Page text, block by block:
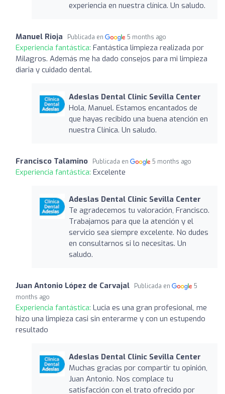
experiencia en nuestra clínica. Un saludo.
Manuel Rioja Publicada en 5 months ago
Experiencia fantástica: Fantástica limpieza realizada por
Milagros. Además me ha dado consejos para mi limpieza
diaria y cuidado dental.
Adeslas Dental Clinic Sevilla Center
Hola, Manuel. Estamos encantados de
que hayas recibido una buena atención en
nuestra Clínica. Un saludo.
Francisco Talamino Publicada en 5 months ago
Experiencia fantástica: Excelente
Adeslas Dental Clinic Sevilla Center
Te agradecemos tu valoración, Francisco.
Trabajamos para que la atención y el
servicio sea siempre excelente. No dudes
en consultarnos si lo necesitas. Un
saludo.
Juan Antonio López de Carvajal Publicada en
5
months ago
Experiencia fantástica: Lucia es una gran profesional, me
hizo una limpieza casi sin enterarme y con un estupendo
resultado
Adeslas Dental Clinic Sevilla Center
Muchas gracias por compartir tu opinión,
Juan Antonio. Nos complace tu
satisfacción con el trato ofrecido por